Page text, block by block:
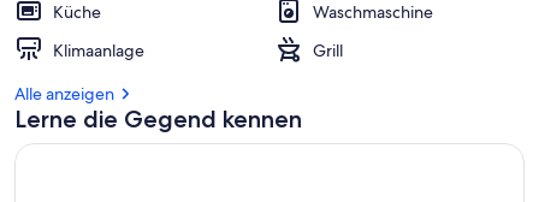
Küche
Waschmaschine
Klimaanlage
Grill
Alle anzeigen
Lerne die Gegend kennen